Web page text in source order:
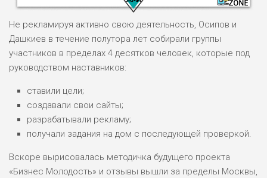
ДОХОД: ВЫСОКИЙ
БЮДЖЕТ: ВЫСОКИЙ
ОБЗОР
Не рекламируя активно свою деятельность, Осипов и
Дашкиев в течение полутора лет собирали группы
участников в пределах 4 десятков человек, которые под
руководством наставников:
ставили цели;
создавали свои сайты;
разрабатывали рекламу;
получали задания на дом с последующей проверкой.
Вскоре вырисовалась методичка будущего проекта
«Бизнес Молодость» и отзывы вышли за пределы Москвы,